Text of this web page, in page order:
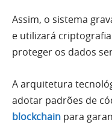
Assim, o sistema
e utilizará
proteger os dados
A arquitetura
adotar padrões de
blockchain para